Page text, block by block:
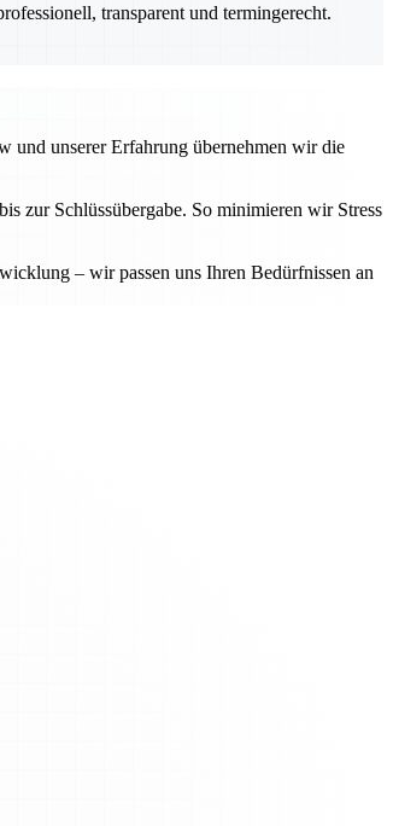
transparent und termingerecht.
und unserer Erfahrung übernehmen wir die
zur Schlüssübergabe. So minimieren wir Stress
– wir passen uns Ihren Bedürfnissen an